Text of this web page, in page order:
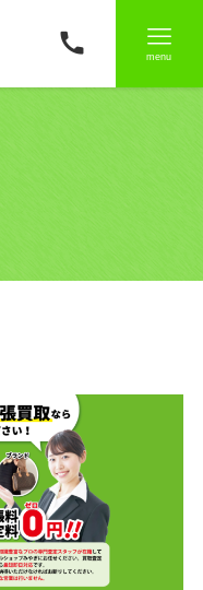
menu